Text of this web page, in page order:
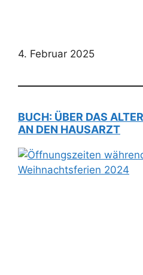
4. Februar 2025
BUCH: ÜBER DAS
AN DEN HAUSARZT